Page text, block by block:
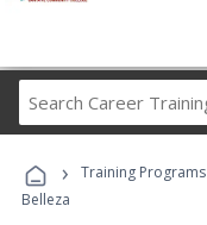
› Training Programs
Belleza